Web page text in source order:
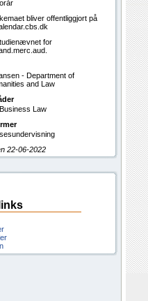
bliver offentliggjort på
for
- Department of
and Law
Law
22-06-2022